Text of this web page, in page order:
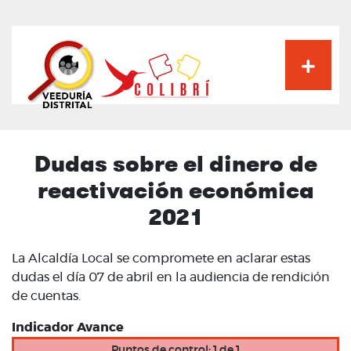
principal
Dudas sobre el dinero de
reactivación económica
2021
La Alcaldía Local se compromete en aclarar estas
dudas el día 07 de abril en la audiencia de rendición
de cuentas.
Indicador Avance